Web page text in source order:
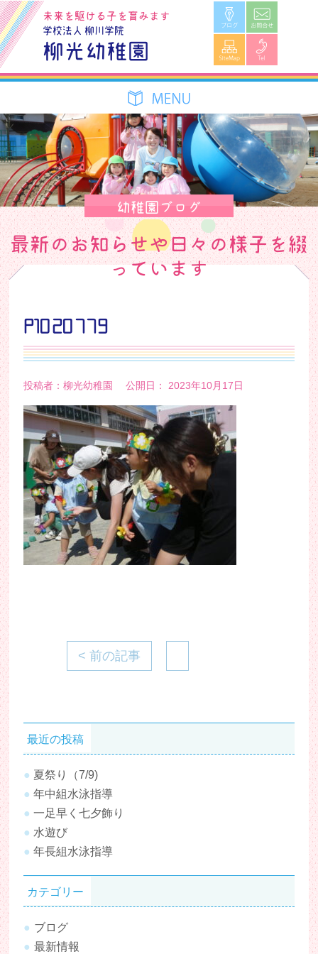
学校法人 柳川学院
柳光幼稚園
未来を駆ける子を育みます ブログ
SiteMap
幼稚園ブログ
最新のお知らせや日々の様子を綴
っています
P1020779
投稿者：柳光幼稚園 公開日： 2023年10月17日
< 前の記事
最近の投稿
夏祭り（7/9)
年中組水泳指導
一足早く七夕飾り
水遊び
年長組水泳指導
カテゴリー
ブログ
最新情報